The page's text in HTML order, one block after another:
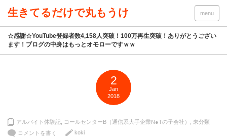
生きてるだけで丸もうけ menu
☆感謝☆YouTube登録者数4,158人突破！100万再生突破！ありがとうござい
ます！ブログの中身はもっとオモローですｗｗ
2
Jan
2018
アルバイト体験記 コールセンターB（通信系大手企業N●Tの子会社）
未分類
コメントを書く
koki